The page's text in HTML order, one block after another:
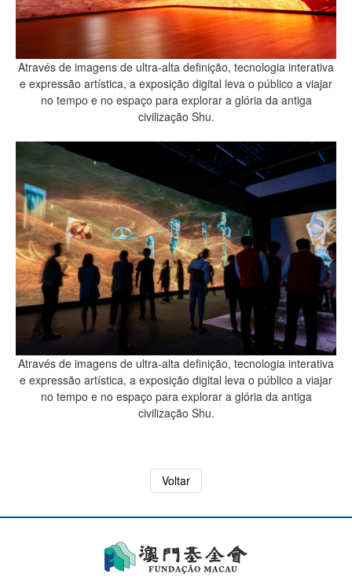
Através de imagens de ultra-alta definição, tecnologia interativa
e expressão artística, a exposição digital leva o público a viajar
no tempo e no espaço para explorar a glória da antiga
civilização Shu.
Através de imagens de ultra-alta definição, tecnologia interativa
e expressão artística, a exposição digital leva o público a viajar
no tempo e no espaço para explorar a glória da antiga
civilização Shu.
Voltar